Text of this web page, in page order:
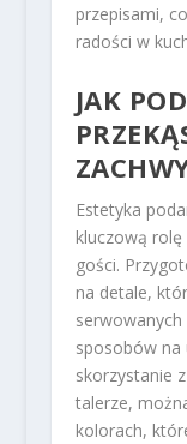
przepisami,
radości w
JAK
Estetyka
kluczową
gości.
na detale,
serwowanych
sposobów na
skorzystanie
talerze,
kolorach,